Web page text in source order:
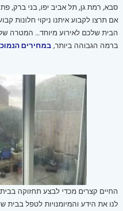
סבא, רמת גן, תל אביב יפו, בני ברק,
אם תרצו לקבוע איתנו ניקוי חלונות
הבית שלכם לאירוע מיוחד… המטרה
ברמה הגבוהה ביותר, במחירים
החיים קצרים מכדי לבצע תחזוקה
לנו את הידע והמיומנויות לטפל